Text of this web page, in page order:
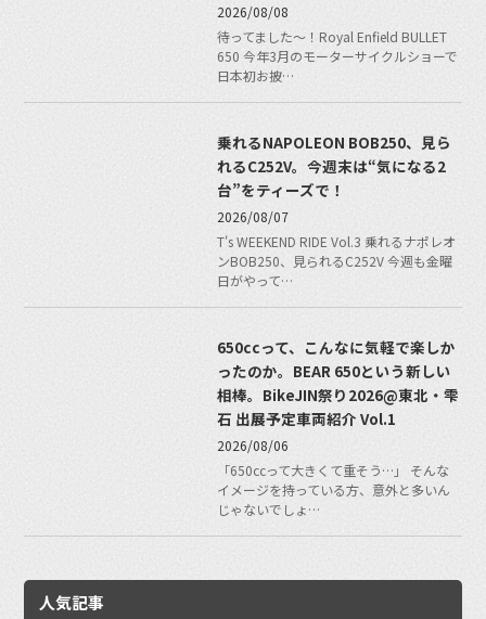
2026/08/08
待ってました〜！Royal Enfield BULLET
650 今年3月のモーターサイクルショーで
日本初お披…
乗れるNAPOLEON BOB250、見ら
れるC252V。今週末は“気になる2
台”をティーズで！
2026/08/07
T's WEEKEND RIDE Vol.3 乗れるナポレオ
ンBOB250、見られるC252V 今週も金曜
日がやって…
650ccって、こんなに気軽で楽しか
ったのか。BEAR 650という新しい
相棒。BikeJIN祭り2026@東北・雫
石 出展予定車両紹介 Vol.1
2026/08/06
「650ccって大きくて重そう…」 そんな
イメージを持っている方、意外と多いん
じゃないでしょ…
人気記事